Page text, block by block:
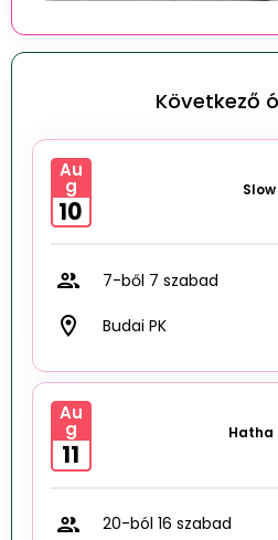
Következő
Au
g
10
group 7-ből 7 szabad
room Budai PK
Hatha
Au
g
11
group 20-ból 16 szabad